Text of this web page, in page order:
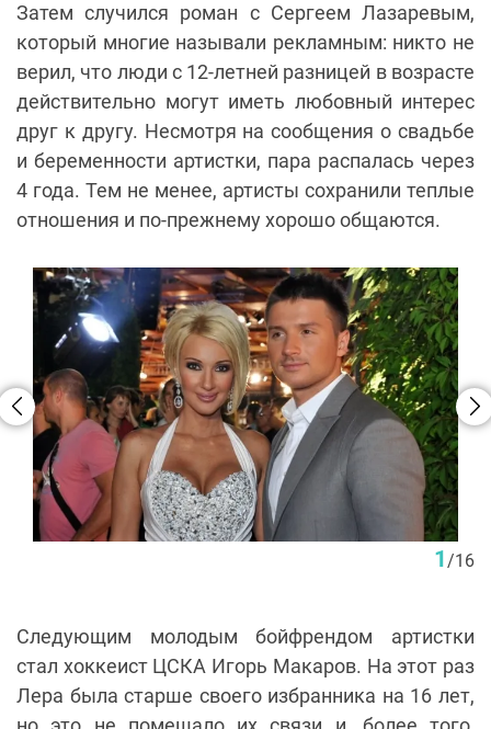
Затем случился роман с Сергеем Лазаревым,
который многие называли рекламным: никто не
верил, что люди с 12-летней разницей в возрасте
действительно могут иметь любовный интерес
друг к другу. Несмотря на сообщения о свадьбе
и беременности артистки, пара распалась через
4 года. Тем не менее, артисты сохранили теплые
отношения и по-прежнему хорошо общаются.
1/16
Следующим молодым бойфрендом артистки
стал хоккеист ЦСКА Игорь Макаров. На этот раз
Лера была старше своего избранника на 16 лет,